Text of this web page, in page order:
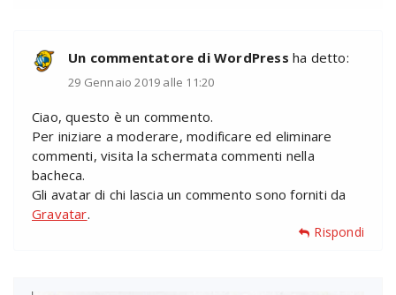
Un commentatore di WordPress ha detto:
29 Gennaio 2019 alle 11:20
Ciao, questo è un commento.
Per iniziare a moderare, modificare ed eliminare
commenti, visita la schermata commenti nella
bacheca.
Gli avatar di chi lascia un commento sono forniti da
Gravatar.
Rispondi